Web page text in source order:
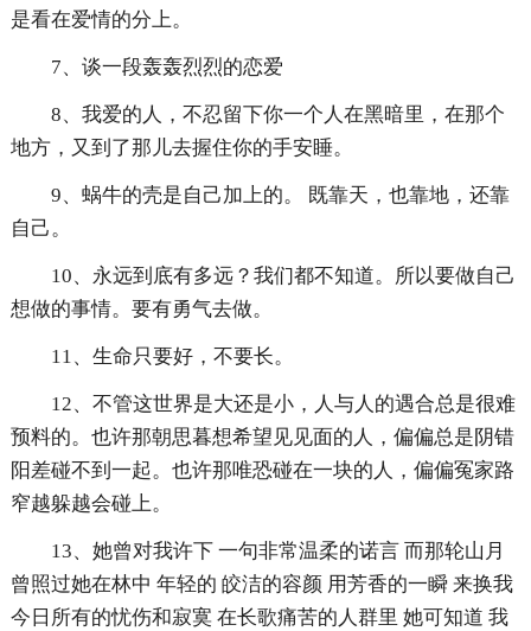
是看在爱情的分上。
7、谈一段轰轰烈烈的恋爱
8、我爱的人，不忍留下你一个人在黑暗里，在那个
地方，又到了那儿去握住你的手安睡。
9、蜗牛的壳是自己加上的。 既靠天，也靠地，还靠
自己。
10、永远到底有多远？我们都不知道。所以要做自己
想做的事情。要有勇气去做。
11、生命只要好，不要长。
12、不管这世界是大还是小，人与人的遇合总是很难
预料的。也许那朝思暮想希望见见面的人，偏偏总是阴错
阳差碰不到一起。也许那唯恐碰在一块的人，偏偏冤家路
窄越躲越会碰上。
13、她曾对我许下 一句非常温柔的诺言 而那轮山月
曾照过她在林中 年轻的 皎洁的容颜 用芳香的一瞬 来换我
今日所有的忧伤和寂寞 在长歌痛苦的人群里 她可知道 我